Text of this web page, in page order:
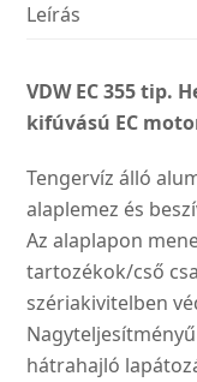
kifúvású
motorral
1~
Leírás
VDW EC 355 tip.
kifúvású EC
Tengervíz álló
alaplemez és
Az alaplapon
tartozékok/cső
szériakivitelben
hátrahajló